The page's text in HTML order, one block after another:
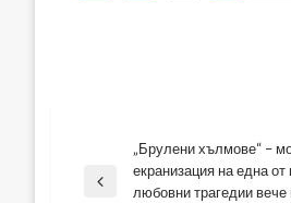
Previous
„Брулени хълмове“ –
екранизация на една
любовни трагедии